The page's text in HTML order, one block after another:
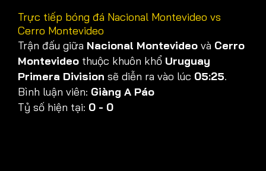
Trực tiếp bóng đá Nacional Montevideo vs
Cerro Montevideo
Trận đấu giữa Nacional Montevideo và Cerro
Montevideo thuộc khuôn khổ Uruguay
Primera Division sẽ diễn ra vào lúc 05:25.
Bình luận viên: Giàng A Páo
Tỷ số hiện tại: 0 - 0